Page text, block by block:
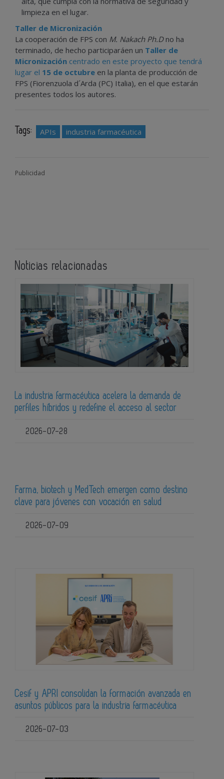
limpieza en el lugar.
Taller de Micronización
La cooperación de FPS con M. Nakach Ph.D no ha
terminado, de hecho participaráen un Taller de
Micronización centrado en este proyecto que tendrá
lugar el 15 de octubre en la planta de producción de
FPS (Fiorenzuola d´Arda (PC) Italia), en el que estarán
presentes todos los autores.
Tags: APIs industria farmacéutica
Publicidad
Noticias relacionadas
La industria farmacéutica acelera la demanda de
perfiles híbridos y redefine el acceso al sector
2026-07-28
Farma, biotech y MedTech emergen como destino
clave para jóvenes con vocación en salud
2026-07-09
Cesif y APRI consolidan la formación avanzada en
asuntos públicos para la industria farmacéutica
2026-07-03